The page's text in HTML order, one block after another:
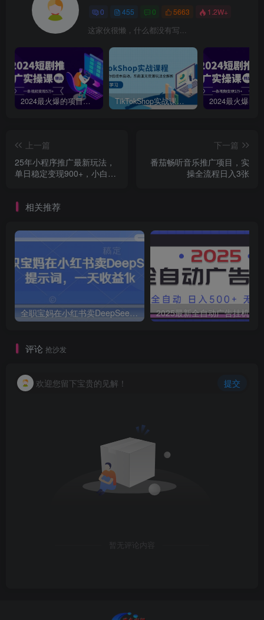
0 455 0 5663 1.2W+
这家伙很懒，什么都没有写...
2024最火爆的项目短剧推广实操课，一条视频变现5万+【附软件工具】 TikTokShop实战课程，手把手教你低成本启动，东南亚无货源玩法全解析
上一篇
25年小程序推广最新玩法，
单日稳定变现900+，小白轻
下一篇
番茄畅听音乐推广项目，实
操全流程日入3张
相关推荐
全职宝妈在小红书卖DeepSeek提示词，一天收益1k
评论 抢沙发
欢迎您留下宝贵的见解！ 提交
暂无评论内容